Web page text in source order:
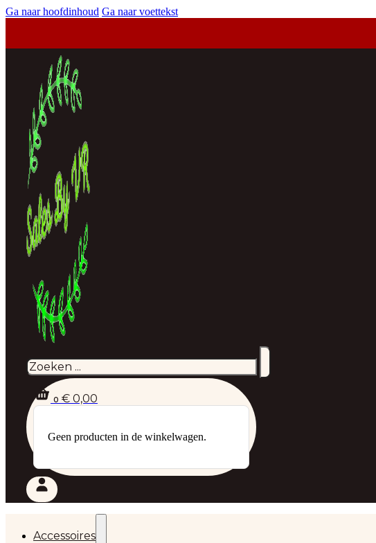
Ga naar hoofdinhoud Ga naar voettekst
0 € 0,00
Geen producten in de winkelwagen.
Accessoires